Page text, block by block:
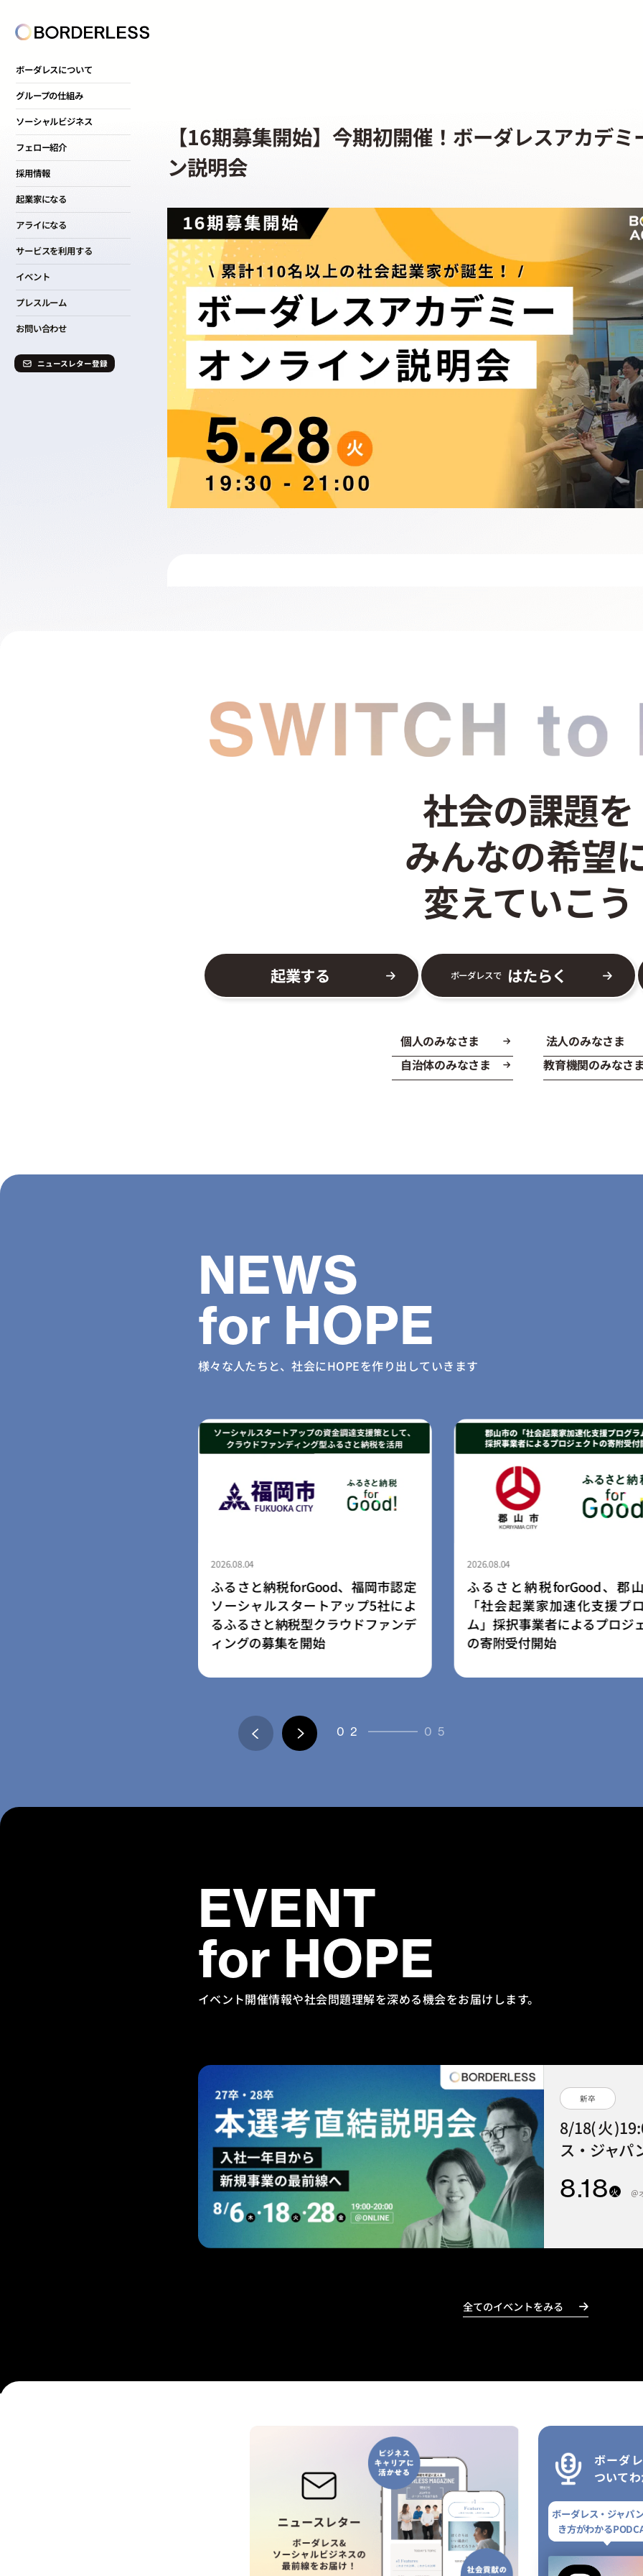
ボーダレスについて
グループの仕組み
ソーシャルビジネス
フェロー紹介
採用情報
起業家になる
アライになる
サービスを利用する
イベント
プレスルーム
お問い合わせ
ニュースレター登録
【16期募集開始】今期初開催！ボーダレスアカデ
ン説明会
社会の課題を
みんなの希望
変えていこう
起業する ボーダレスで はたらく
個人のみなさま
法人のみなさま
自治体のみなさま
教育機関のみなさ
NEWS
for HOPE
様々な人たちと、社会にHOPEを作り出していきます
2026.08.04
ふるさと納税forGood、郡山市の
「社会起業家加速化支援プログラ
ム」採択事業者によるプロジェクト
の寄附受付開始
2026.08.03
民間学童「小さな森の学童」
園・幼稚園向け学童開設支援
ス「放課後の森」を提供開始
03 05
EVENT
for HOPE
イベント開催情報や社会問題理解を深める機会をお届けします。
新卒
8/18(火
ス・ジャパ
8.18 火 ＠
全てのイベントをみる
ボーダ
ついて
ボーダレス・ジャパ
き方がわかる